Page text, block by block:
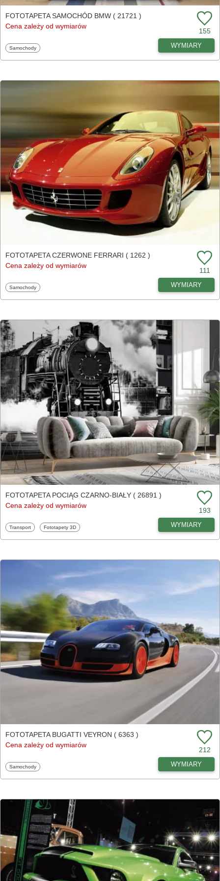
FOTOTAPETA SAMOCHÓD BMW ( 21721 )
Cena zależy od wymiarów
155
Fototapety
Samochody WYMIARY
FOTOTAPETA CZERWONE FERRARI ( 1262 )
Cena zależy od wymiarów
111
Fototapety
Samochody WYMIARY
FOTOTAPETA POCIĄG CZARNO-BIAŁY ( 26891 )
Cena zależy od wymiarów
193
Fototapety
Transport Fototapety
Fototapety 3D WYMIARY
FOTOTAPETA BUGATTI VEYRON ( 6363 )
Cena zależy od wymiarów
212
Fototapety
Samochody WYMIARY